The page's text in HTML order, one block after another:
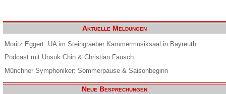
Aktuelle Meldungen
Moritz Eggert. UA im Steingraeber Kammermusiksaal in Bayreuth
Podcast mit Unsuk Chin & Christian Fausch
Münchner Symphoniker: Sommerpause & Saisonbeginn
Neue Besprechungen